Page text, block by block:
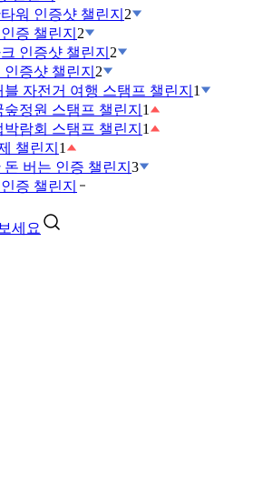
워 인증샷 챌린지 2
증 챌린지 2
인증샷 챌린지 2
증샷 챌린지 2
자전거 여행 스탬프 챌린지 1
정원 스탬프 챌린지 1
박람회 스탬프 챌린지 1
챌린지 1
버는 인증 챌린지 3
증 챌린지
세요